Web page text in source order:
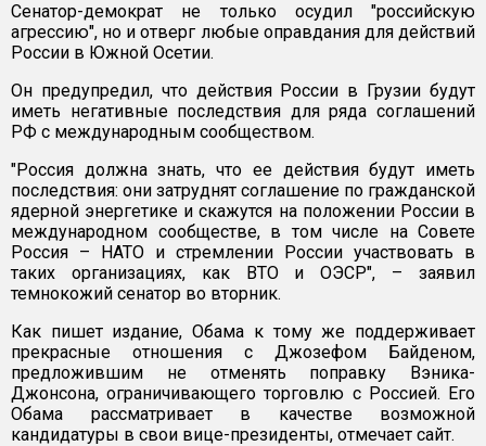
Сенатор-демократ не только осудил "российскую
агрессию", но и отверг любые оправдания для действий
России в Южной Осетии.
Он предупредил, что действия России в Грузии будут
иметь негативные последствия для ряда соглашений
РФ с международным сообществом.
"Россия должна знать, что ее действия будут иметь
последствия: они затруднят соглашение по гражданской
ядерной энергетике и скажутся на положении России в
международном сообществе, в том числе на Совете
Россия – НАТО и стремлении России участвовать в
таких организациях, как ВТО и ОЭСР", – заявил
темнокожий сенатор во вторник.
Как пишет издание, Обама к тому же поддерживает
прекрасные отношения с Джозефом Байденом,
предложившим не отменять поправку Вэника-
Джонсона, ограничивающего торговлю с Россией. Его
Обама рассматривает в качестве возможной
кандидатуры в свои вице-президенты, отмечает сайт.